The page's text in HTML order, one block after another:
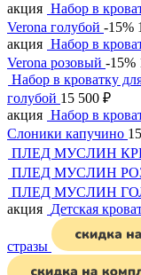
акция Набор в
Verona голубой -15%
акция Набор в
Verona розовый -15%
Набор в кроватку
голубой 15 500 ₽
акция Набор в
Слоники капучино
ПЛЕД МУСЛИН
ПЛЕД МУСЛИН
ПЛЕД МУСЛИН
акция Детская
стразы